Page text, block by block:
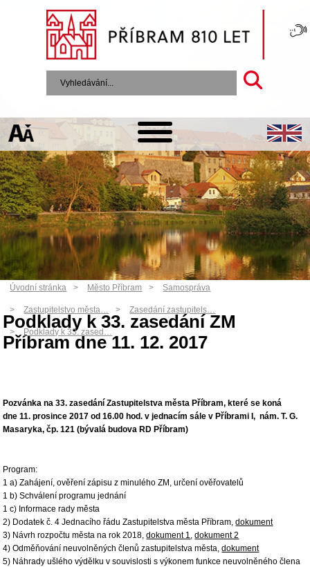
Úvodní stránka Město Příbram Samospráva
Zastupitelstvo města… Zasedání zastupitels…
Podklady k 33. zased…
Podklady k 33. zasedání ZM
Příbram dne 11. 12. 2017
Pozvánka na 33. zasedání Zastupitelstva města Příbram, které se koná
dne 11. prosince 2017 od 16.00 hod. v jednacím sále v Příbrami I, nám. T. G.
Masaryka, čp. 121 (bývalá budova RD Příbram)
Program:
1 a) Zahájení, ověření zápisu z minulého ZM, určení ověřovatelů
1 b) Schválení programu jednání
1 c) Informace rady města
2) Dodatek č. 4 Jednacího řádu Zastupitelstva města Příbram,dokument
3) Návrh rozpočtu města na rok 2018,dokument 1,dokument 2
4) Odměňování neuvolněných členů zastupitelstva města,dokument
5) Náhrady ušlého výdělku v souvislosti s výkonem funkce neuvolněného člena